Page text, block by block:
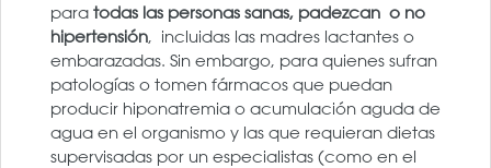
para todas las personas sanas, padezcan o no
hipertensión, incluidas las madres lactantes o
embarazadas. Sin embargo, para quienes sufran
patologías o tomen fármacos que puedan
producir hiponatremia o acumulación aguda de
agua en el organismo y las que requieran dietas
supervisadas por un especialistas (como en el